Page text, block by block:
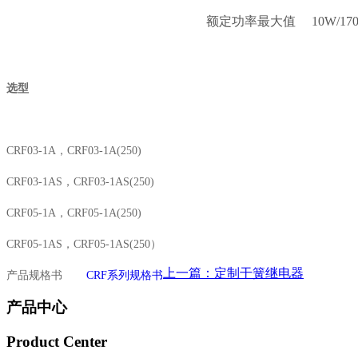
额定功率最大值 10W/
选型
CRF03-1A，CRF03-1A(250)
CRF03-1AS，CRF03-1AS(250)
CRF05-1A，CRF05-1A(250)
CRF05-1AS，CRF05-1AS(250）
产品规格书 CRF系列规格书 上一篇：定制干簧继电器
产品中心
Product Center